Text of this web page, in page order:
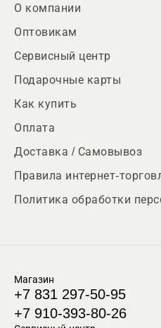
О компании
Оптовикам
Сервисный центр
Подарочные карты
Как купить
Оплата
Доставка / Самовывоз
Правила интернет-
Политика обработки
Магазин
+7 831 297-50-95
+7 910-393-80-26